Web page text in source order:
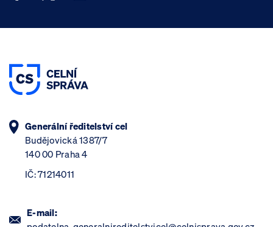
Generální ředitelství cel
Budějovická 1387/7
140 00 Praha 4
IČ: 71214011
E-mail: